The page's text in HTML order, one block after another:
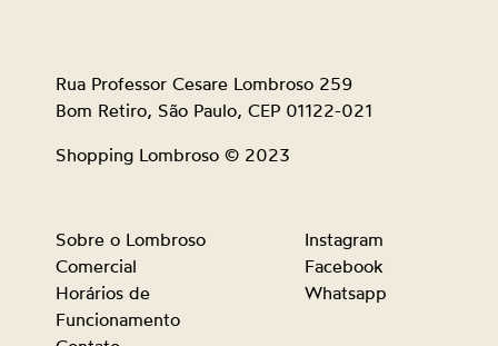
Rua Professor Cesare Lombroso 259
Bom Retiro, São Paulo, CEP 01122-021
Shopping Lombroso © 2023
Sobre o Lombroso
Comercial
Horários de
Funcionamento
Instagram
Facebook
Whatsapp